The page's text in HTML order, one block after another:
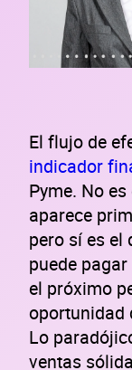
El flujo de
indicador
Pyme. No
aparece
pero sí es el
puede
el próximo
oportunidad
Lo
ventas